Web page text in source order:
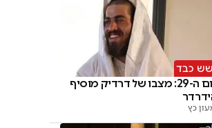
כבד
היום ה-29: מצבו של דרדיק מוסיף
כץ